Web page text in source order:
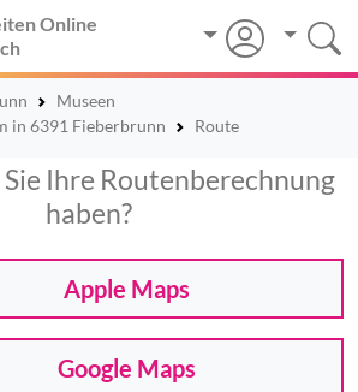
Online
Museen
in 6391 Fieberbrunn
Route
Ihre Routenberechnung
haben?
Apple Maps
Google Maps